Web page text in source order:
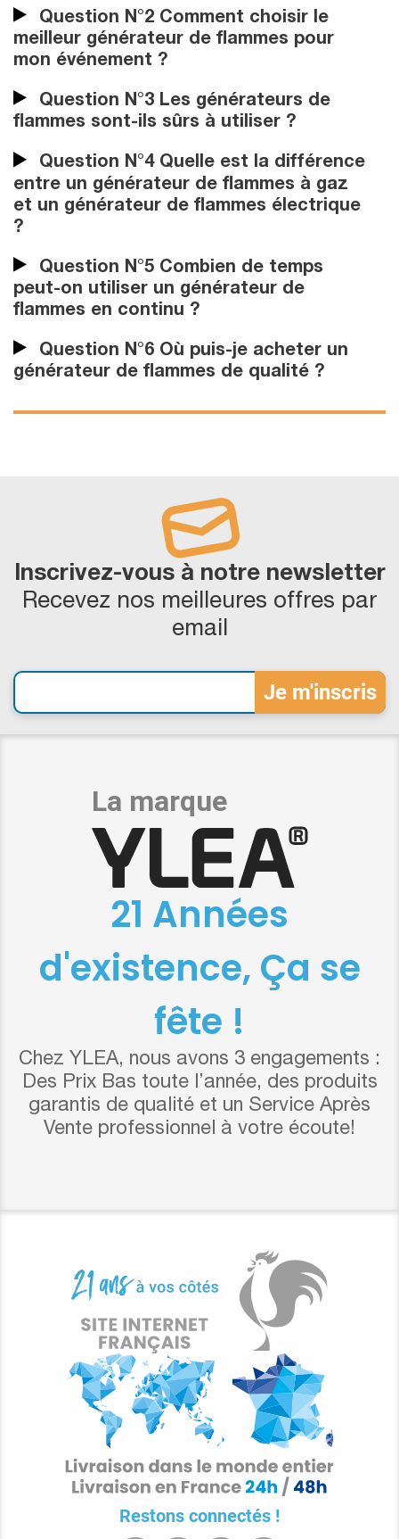
Question N°2 Comment choisir le
meilleur générateur de flammes pour
mon événement ?
Question N°3 Les générateurs de
flammes sont-ils sûrs à utiliser ?
Question N°4 Quelle est la différence
entre un générateur de flammes à gaz
et un générateur de flammes électrique
?
Question N°5 Combien de temps
peut-on utiliser un générateur de
flammes en continu ?
Question N°6 Où puis-je acheter un
générateur de flammes de qualité ?
Inscrivez-vous à notre newsletter
Recevez nos meilleures offres par
email
21 Années
d'existence, Ça se
fête !
Chez YLEA, nous avons 3 engagements :
Des Prix Bas toute l’année, des produits
garantis de qualité et un Service Après
Vente professionnel à votre écoute!
Restons connectés !